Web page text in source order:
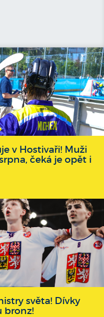
v Hostivaři! Muži
čeká je opět i
světa! Dívky
bronz!